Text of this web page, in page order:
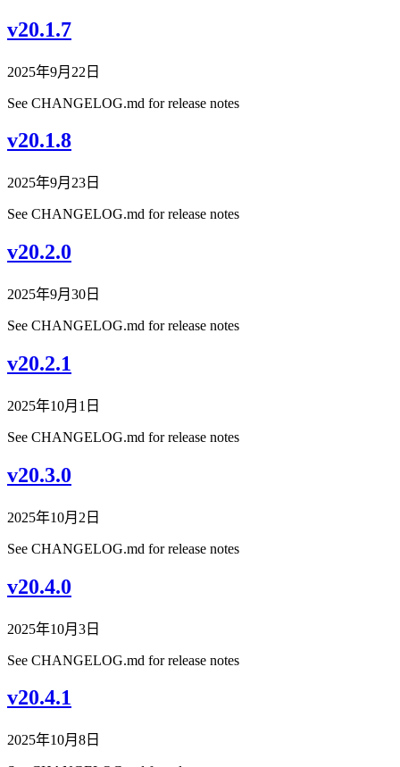
v20.1.7
2025年9月22日
See CHANGELOG.md for release notes
v20.1.8
2025年9月23日
See CHANGELOG.md for release notes
v20.2.0
2025年9月30日
See CHANGELOG.md for release notes
v20.2.1
2025年10月1日
See CHANGELOG.md for release notes
v20.3.0
2025年10月2日
See CHANGELOG.md for release notes
v20.4.0
2025年10月3日
See CHANGELOG.md for release notes
v20.4.1
2025年10月8日